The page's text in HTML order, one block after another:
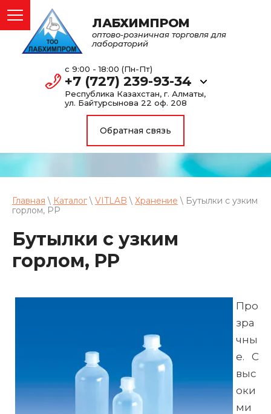
ЛАБХИМПРОМ
оптово-розничная торговля для
лабораторий
с 9:00 - 18:00 (Пн-Пт)
+7 (727) 239-93-34
Республика Казахстан, г. Алматы,
ул. Байтурсынова 22 оф. 208
Обратная связь
Главная \ Каталог\ VITLAB \ Хранение \ Бутылки с узким
горлом, PP
Бутылки с узким
горлом, PP
Про
зра
чны
е. С
выс
оки
ми